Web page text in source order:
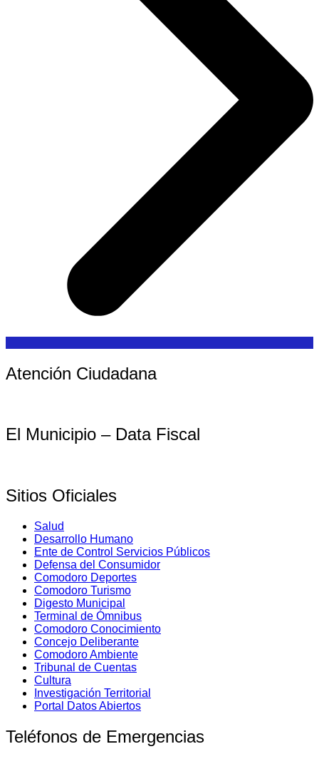
Atención Ciudadana
El Municipio – Data Fiscal
Sitios Oficiales
Salud
Desarrollo Humano
Ente de Control Servicios Públicos
Defensa del Consumidor
Comodoro Deportes
Comodoro Turismo
Digesto Municipal
Terminal de Ómnibus
Comodoro Conocimiento
Concejo Deliberante
Comodoro Ambiente
Tribunal de Cuentas
Cultura
Investigación Territorial
Portal Datos Abiertos
Teléfonos de Emergencias